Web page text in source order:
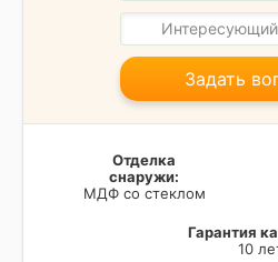
Задать
Отделка
снаружи:
МДФ со стеклом
Гарантия
10